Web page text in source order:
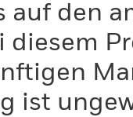
auf den
diesem
ist